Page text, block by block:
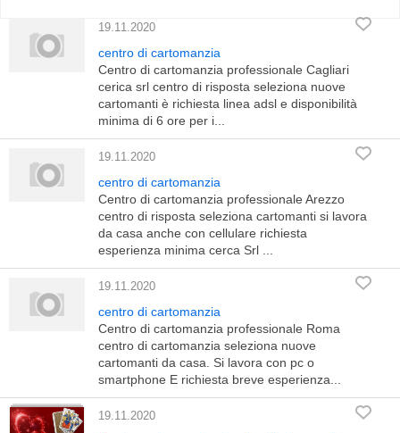
19.11.2020
centro di cartomanzia
Centro di cartomanzia professionale Cagliari
cerica srl centro di risposta seleziona nuove
cartomanti è richiesta linea adsl e disponibilità
minima di 6 ore per i...
19.11.2020
centro di cartomanzia
Centro di cartomanzia professionale Arezzo
centro di risposta seleziona cartomanti si lavora
da casa anche con cellulare richiesta
esperienza minima cerca Srl ...
19.11.2020
centro di cartomanzia
Centro di cartomanzia professionale Roma
centro di cartomanzia seleziona nuove
cartomanti da casa. Si lavora con pc o
smartphone E richiesta breve esperienza...
19.11.2020